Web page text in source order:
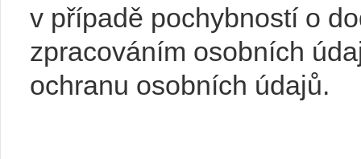
v případě pochybností o
zpracováním osobních
ochranu osobních údajů.